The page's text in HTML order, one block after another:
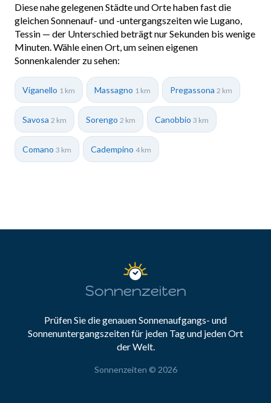
Diese nahe gelegenen Städte und Orte haben fast die
gleichen Sonnenauf- und -untergangszeiten wie Lugano,
Tessin — der Unterschied beträgt nur Sekunden bis wenige
Minuten. Wähle einen Ort, um seinen eigenen
Sonnenkalender zu sehen:
Viganello 1 km Massagno 1 km Pregassona 2 km
Savosa 2 km Sorengo 2 km Canobbio 3 km
Comano 3 km Cadempino 4 km
Sonnenzeiten
Prüfen Sie die genauen Sonnenaufgangs- und
Sonnenuntergangszeiten für jeden Tag und jeden Ort
der Welt.
Sonnenzeiten © 2026